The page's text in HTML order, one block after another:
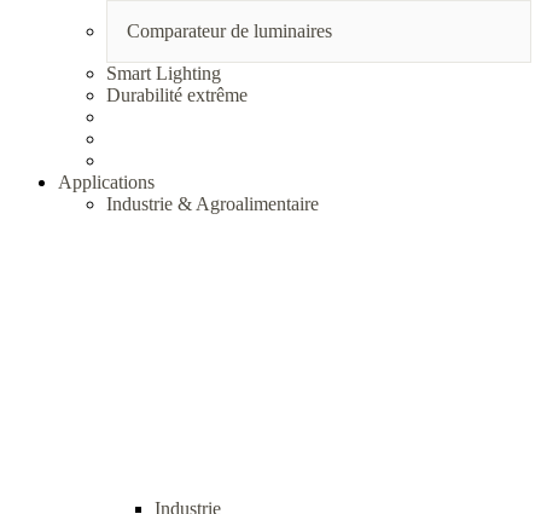
Comparateur de luminaires
Smart Lighting
Durabilité extrême
Applications
Industrie & Agroalimentaire
Industrie